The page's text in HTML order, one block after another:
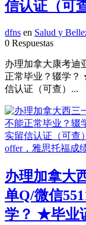
信认证（可
dfns en Salud y
0 Respuestas
办理加拿大康考迪
正常毕业？辍学
信认证（可查）...
办理加拿大
单Q/微信
学？ ★毕业